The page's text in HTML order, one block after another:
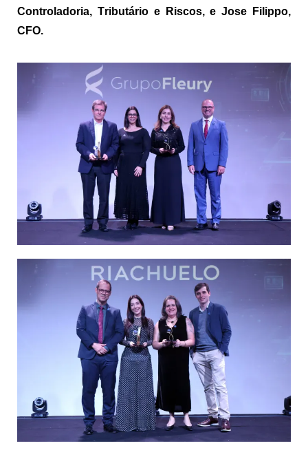
Controladoria, Tributário e Riscos, e Jose Filippo,
CFO.